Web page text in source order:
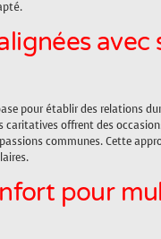
avec
pour établir des relations
offrent des
communes. Cette
pour